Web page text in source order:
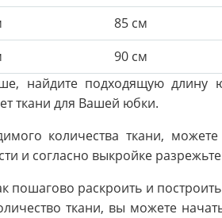
85 см
90 см
найдите подходящую длину
ткани для Вашей юбки.
количества ткани,
и согласно выкройке
пошагово раскроить и
ткани, вы можете